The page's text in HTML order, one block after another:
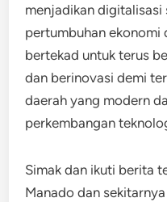
menjadikan
pertumbuhan ekonomi
bertekad untuk terus
dan berinovasi demi
daerah yang modern
perkembangan
Simak dan ikuti berita
Manado dan